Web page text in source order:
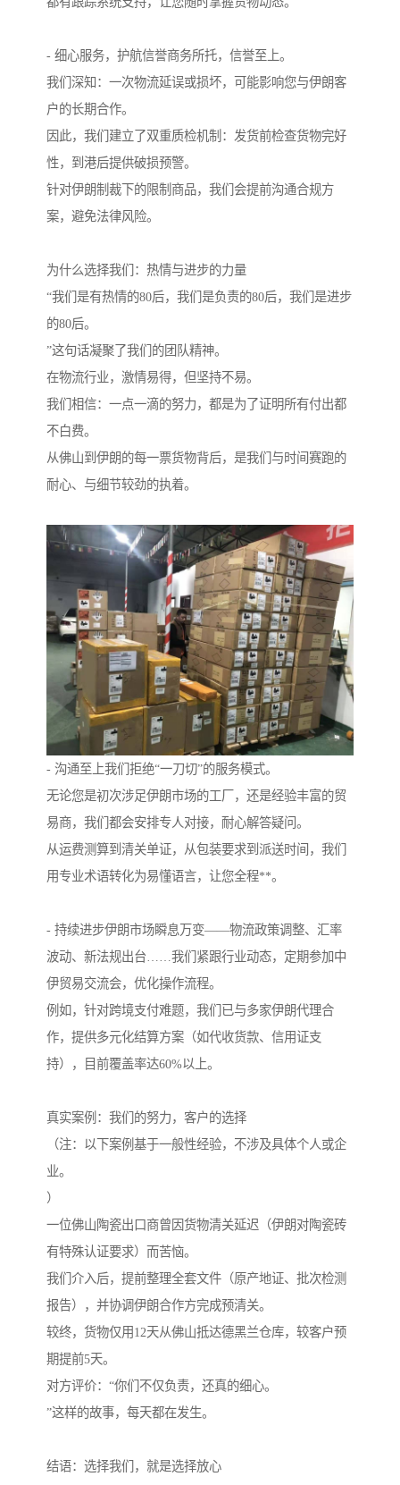
- 细心服务，护航信誉商务所托，信誉至上。
我们深知：一次物流延误或损坏，可能影响您与伊朗客
户的长期合作。
因此，我们建立了双重质检机制：发货前检查货物完好
性，到港后提供破损预警。
针对伊朗制裁下的限制商品，我们会提前沟通合规方
案，避免法律风险。
为什么选择我们：热情与进步的力量
“我们是有热情的80后，我们是负责的80后，我们是进步
的80后。
”这句话凝聚了我们的团队精神。
在物流行业，激情易得，但坚持不易。
我们相信：一点一滴的努力，都是为了证明所有付出都
不白费。
从佛山到伊朗的每一票货物背后，是我们与时间赛跑的
耐心、与细节较劲的执着。
- 沟通至上我们拒绝“一刀切”的服务模式。
无论您是初次涉足伊朗市场的工厂，还是经验丰富的贸
易商，我们都会安排专人对接，耐心解答疑问。
从运费测算到清关单证，从包装要求到派送时间，我们
用专业术语转化为易懂语言，让您全程**。
- 持续进步伊朗市场瞬息万变——物流政策调整、汇率
波动、新法规出台……我们紧跟行业动态，定期参加中
伊贸易交流会，优化操作流程。
例如，针对跨境支付难题，我们已与多家伊朗代理合
作，提供多元化结算方案（如代收货款、信用证支
持），目前覆盖率达60%以上。
真实案例：我们的努力，客户的选择
（注：以下案例基于一般性经验，不涉及具体个人或企
业。
）
一位佛山陶瓷出口商曾因货物清关延迟（伊朗对陶瓷砖
有特殊认证要求）而苦恼。
我们介入后，提前整理全套文件（原产地证、批次检测
报告），并协调伊朗合作方完成预清关。
较终，货物仅用12天从佛山抵达德黑兰仓库，较客户预
期提前5天。
对方评价：“你们不仅负责，还真的细心。
”这样的故事，每天都在发生。
结语：选择我们，就是选择放心